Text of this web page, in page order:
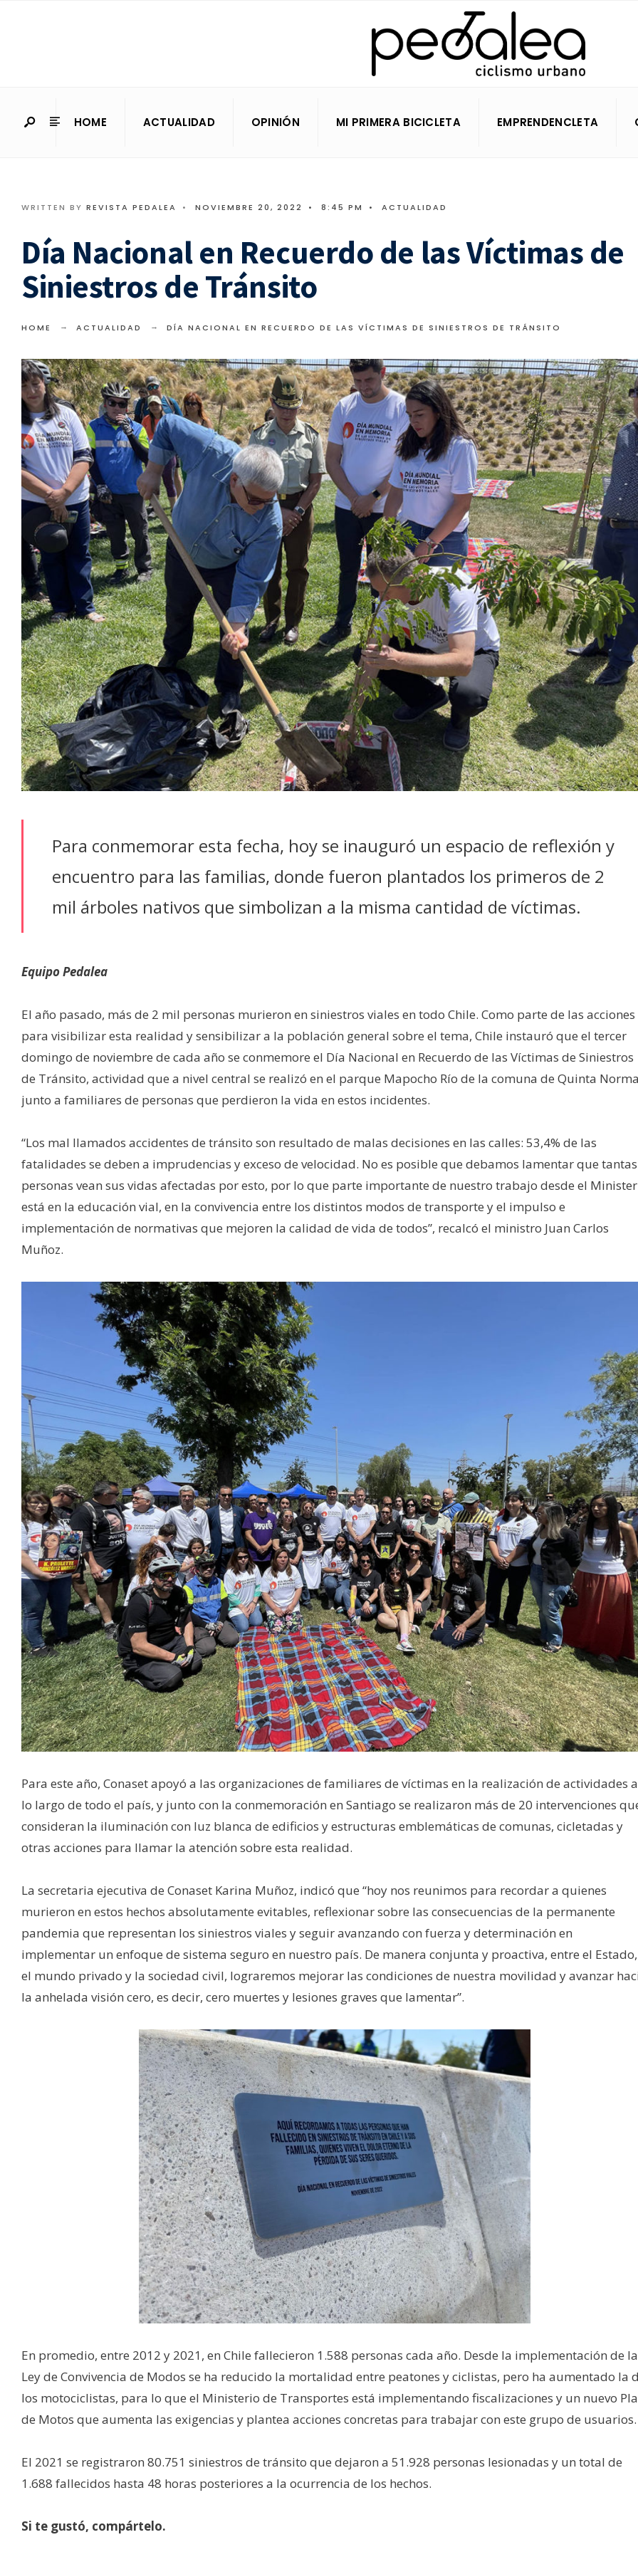
HOME ACTUALIDAD OPINIÓN MI PRIMERA BICICLETA EMPRENDENCLETA
WRITTEN BY REVISTA PEDALEA • NOVIEMBRE 20, 2022 • 8:45 PM • ACTUALIDAD
Día Nacional en Recuerdo de las Víctimas de
Siniestros de Tránsito
HOME ACTUALIDAD DÍA NACIONAL EN RECUERDO DE LAS VÍCTIMAS DE SINIESTROS DE TRÁNSITO
Para conmemorar esta fecha, hoy se inauguró un espacio de reflexión y
encuentro para las familias, donde fueron plantados los primeros de 2
mil árboles nativos que simbolizan a la misma cantidad de víctimas.
Equipo Pedalea
El año pasado, más de 2 mil personas murieron en siniestros viales en todo Chile. Como parte de las acciones
para visibilizar esta realidad y sensibilizar a la población general sobre el tema, Chile instauró que el tercer
domingo de noviembre de cada año se conmemore el Día Nacional en Recuerdo de las Víctimas de Siniestros
de Tránsito, actividad que a nivel central se realizó en el parque Mapocho Río de la comuna de Quinta
junto a familiares de personas que perdieron la vida en estos incidentes.
“Los mal llamados accidentes de tránsito son resultado de malas decisiones en las calles: 53,4% de las
fatalidades se deben a imprudencias y exceso de velocidad. No es posible que debamos lamentar que tantas
personas vean sus vidas afectadas por esto, por lo que parte importante de nuestro trabajo desde el
está en la educación vial, en la convivencia entre los distintos modos de transporte y el impulso e
implementación de normativas que mejoren la calidad de vida de todos”, recalcó el ministro Juan Carlos
Muñoz.
Para este año, Conaset apoyó a las organizaciones de familiares de víctimas en la realización de actividades a
lo largo de todo el país, y junto con la conmemoración en Santiago se realizaron más de 20 intervenciones
consideran la iluminación con luz blanca de edificios y estructuras emblemáticas de comunas, cicletadas y
otras acciones para llamar la atención sobre esta realidad.
La secretaria ejecutiva de Conaset Karina Muñoz, indicó que “hoy nos reunimos para recordar a quienes
murieron en estos hechos absolutamente evitables, reflexionar sobre las consecuencias de la permanente
pandemia que representan los siniestros viales y seguir avanzando con fuerza y determinación en
implementar un enfoque de sistema seguro en nuestro país. De manera conjunta y proactiva, entre el Estado,
el mundo privado y la sociedad civil, lograremos mejorar las condiciones de nuestra movilidad y avanzar
la anhelada visión cero, es decir, cero muertes y lesiones graves que lamentar”.
En promedio, entre 2012 y 2021, en Chile fallecieron 1.588 personas cada año. Desde la implementación de la
Ley de Convivencia de Modos se ha reducido la mortalidad entre peatones y ciclistas, pero ha aumentado la
los motociclistas, para lo que el Ministerio de Transportes está implementando fiscalizaciones y un nuevo
de Motos que aumenta las exigencias y plantea acciones concretas para trabajar con este grupo de usuarios.
El 2021 se registraron 80.751 siniestros de tránsito que dejaron a 51.928 personas lesionadas y un total de
1.688 fallecidos hasta 48 horas posteriores a la ocurrencia de los hechos.
Si te gustó, compártelo.